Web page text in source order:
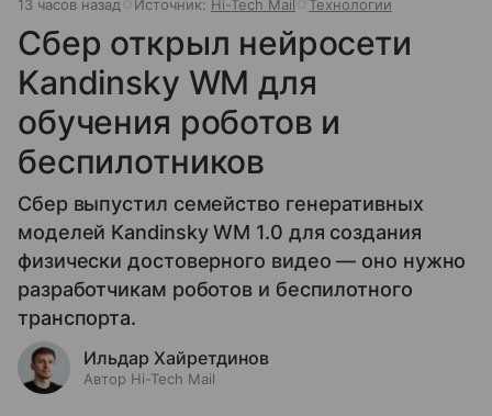
13 часов назад Источник: Hi-Tech Mail Технологии
Сбер открыл нейросети
Kandinsky WM для
обучения роботов и
беспилотников
Сбер выпустил семейство генеративных
моделей Kandinsky WM 1.0 для создания
физически достоверного видео — оно нужно
разработчикам роботов и беспилотного
транспорта.
Ильдар Хайретдинов
Автор Hi-Tech Mail